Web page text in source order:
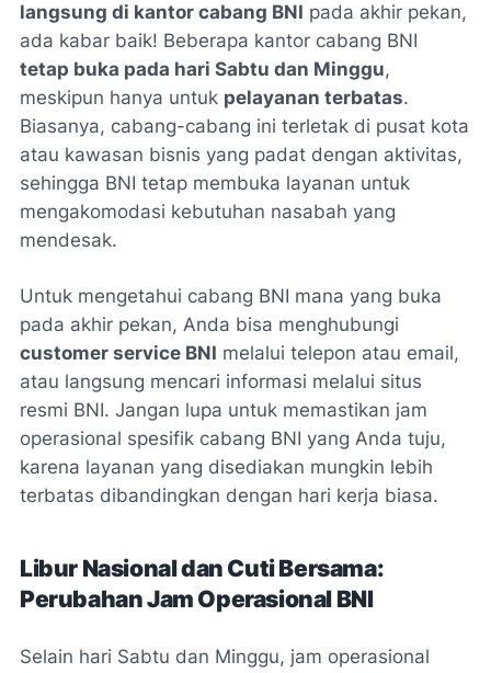
langsung di kantor cabang BNI pada akhir pekan,
ada kabar baik! Beberapa kantor cabang BNI
tetap buka pada hari Sabtu dan Minggu,
meskipun hanya untuk pelayanan terbatas.
Biasanya, cabang-cabang ini terletak di pusat kota
atau kawasan bisnis yang padat dengan aktivitas,
sehingga BNI tetap membuka layanan untuk
mengakomodasi kebutuhan nasabah yang
mendesak.
Untuk mengetahui cabang BNI mana yang buka
pada akhir pekan, Anda bisa menghubungi
customer service BNI melalui telepon atau email,
atau langsung mencari informasi melalui situs
resmi BNI. Jangan lupa untuk memastikan jam
operasional spesifik cabang BNI yang Anda tuju,
karena layanan yang disediakan mungkin lebih
terbatas dibandingkan dengan hari kerja biasa.
Libur Nasional dan Cuti Bersama:
Perubahan Jam Operasional BNI
Selain hari Sabtu dan Minggu, jam operasional